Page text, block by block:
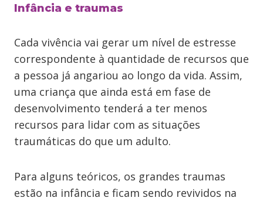
Infância e traumas
Cada vivência vai gerar um nível de estresse
correspondente à quantidade de recursos que
a pessoa já angariou ao longo da vida. Assim,
uma criança que ainda está em fase de
desenvolvimento tenderá a ter menos
recursos para lidar com as situações
traumáticas do que um adulto.
Para alguns teóricos, os grandes traumas
estão na infância e ficam sendo revividos na